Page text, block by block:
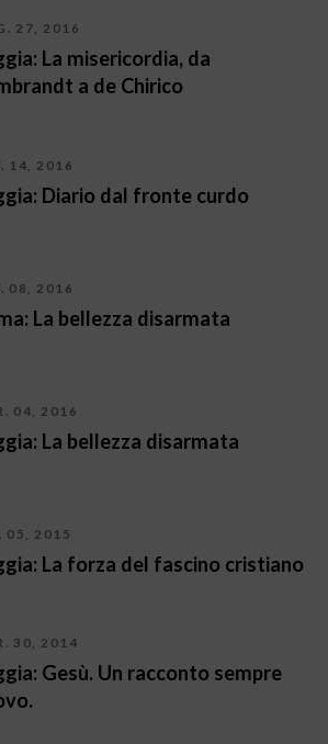
27, 2016
La misericordia, da
a de Chirico
14, 2016
Diario dal fronte curdo
08, 2016
La bellezza disarmata
04, 2016
La bellezza disarmata
05, 2015
La forza del fascino cristiano
30, 2014
Gesù. Un racconto sempre